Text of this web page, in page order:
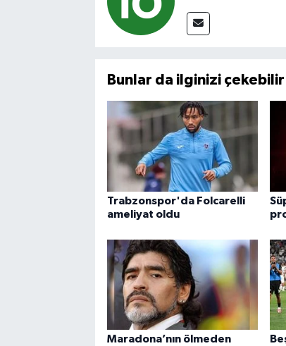
Bunlar da ilginizi çekebilir
Trabzonspor'da Folcarelli
ameliyat oldu
Maradona’nın ölmeden